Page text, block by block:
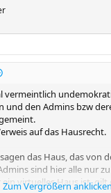
vermeintlich
und den Admins bzw
auf das Hausrecht.
das Haus, das von
sind hier alle nur
virtuelles Haus ist, gilt
Zum Vergrößern